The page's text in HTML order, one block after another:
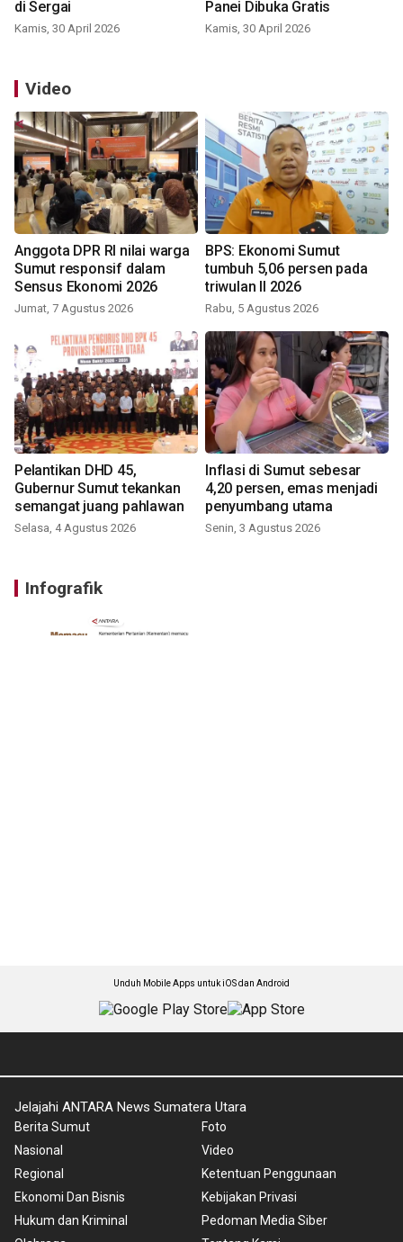
di Sergai
Kamis, 30 April 2026
Panei Dibuka Gratis
Kamis, 30 April 2026
Video
Anggota DPR RI nilai warga
Sumut responsif dalam
Sensus Ekonomi 2026
Jumat, 7 Agustus 2026
BPS: Ekonomi Sumut
tumbuh 5,06 persen pada
triwulan II 2026
Rabu, 5 Agustus 2026
Pelantikan DHD 45,
Gubernur Sumut tekankan
semangat juang pahlawan
Selasa, 4 Agustus 2026
Inflasi di Sumut sebesar
4,20 persen, emas menjadi
penyumbang utama
Senin, 3 Agustus 2026
Infografik
Unduh Mobile Apps untuk iOS dan Android
Jelajahi ANTARA News Sumatera Utara
Berita Sumut
Nasional
Regional
Ekonomi Dan Bisnis
Hukum dan Kriminal
Foto
Video
Ketentuan Penggunaan
Kebijakan Privasi
Pedoman Media Siber